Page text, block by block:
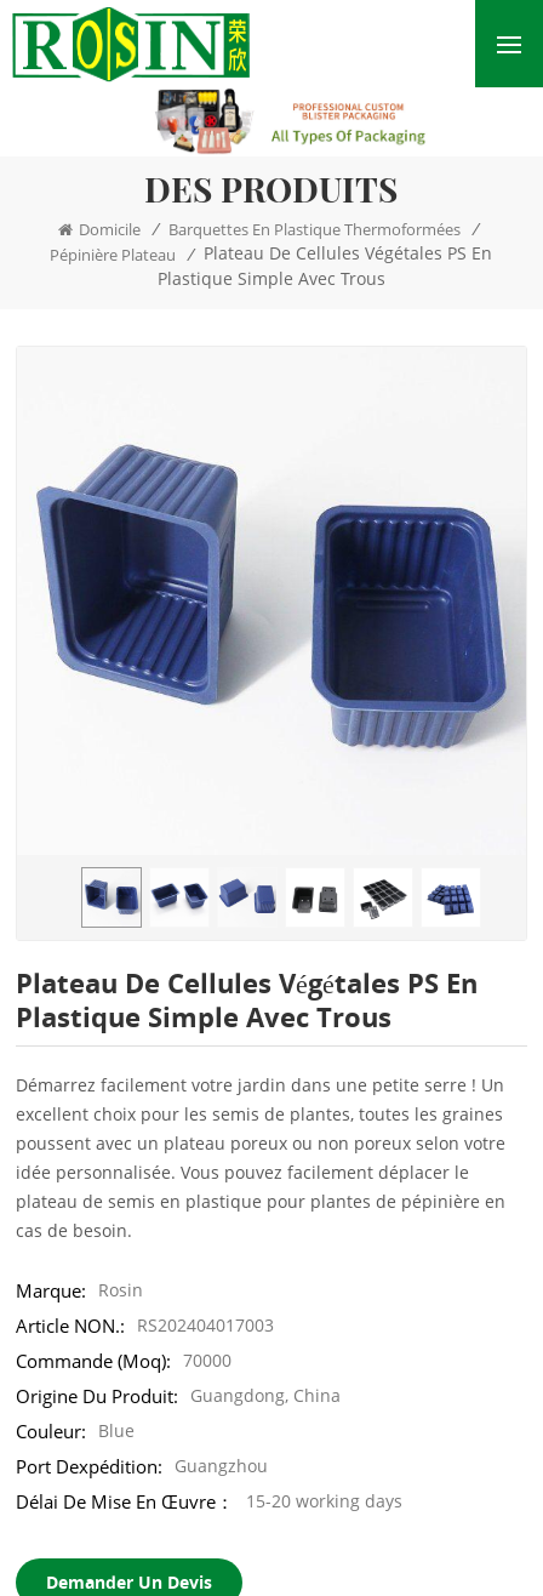
DES PRODUITS
Domicile / Barquettes En Plastique Thermoformées /
Pépinière Plateau / Plateau De Cellules Végétales PS En
Plastique Simple Avec Trous
Plateau De Cellules Végétales PS En
Plastique Simple Avec Trous
Démarrez facilement votre jardin dans une petite serre ! Un
excellent choix pour les semis de plantes, toutes les graines
poussent avec un plateau poreux ou non poreux selon votre
idée personnalisée. Vous pouvez facilement déplacer le
plateau de semis en plastique pour plantes de pépinière en
cas de besoin.
Marque: Rosin
Article NON.: RS202404017003
Commande (moq): 70000
Origine Du Produit: Guangdong, China
Couleur: Blue
Port Dexpédition: Guangzhou
Délai De Mise En Œuvre： 15-20 working days
Demander Un Devis